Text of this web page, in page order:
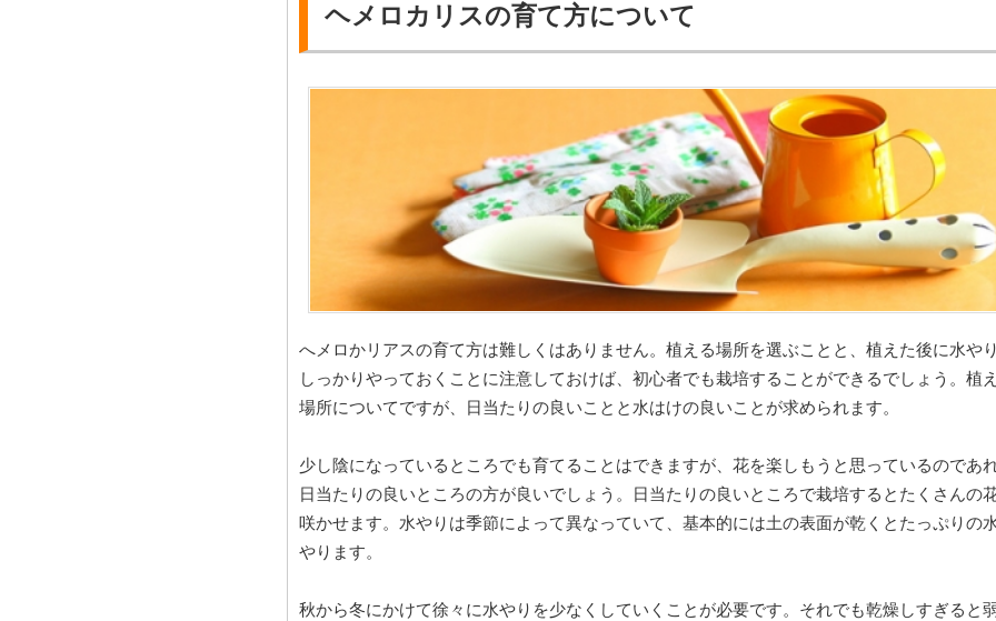
ヘメロカリスの育て方について
へメロかリアスの育て方は難しくはありません。植える場所を選ぶことと、植えた後に水や
しっかりやっておくことに注意しておけば、初心者でも栽培することができるでしょう。植
場所についてですが、日当たりの良いことと水はけの良いことが求められます。
少し陰になっているところでも育てることはできますが、花を楽しもうと思っているのであ
日当たりの良いところの方が良いでしょう。日当たりの良いところで栽培するとたくさんの
咲かせます。水やりは季節によって異なっていて、基本的には土の表面が乾くとたっぷりの
やります。
秋から冬にかけて徐々に水やりを少なくしていくことが必要です。それでも乾燥しすぎると